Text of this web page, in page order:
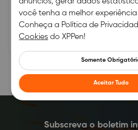
espessura8192 Níveis de Pressão
(0) 0
Subscreva o boletim
você tenha a melhor experiência
Conheça a Política de
Cookies do XPPen!
Somente
Aceitar Tudo